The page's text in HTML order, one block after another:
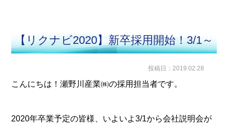
【リクナビ2020】新卒採用開始！3/1～
投稿日：2019.02.28
こんにちは！瀬野川産業㈱の採用担当者です。
2020年卒業予定の皆様、いよいよ3/1から会社説明会が